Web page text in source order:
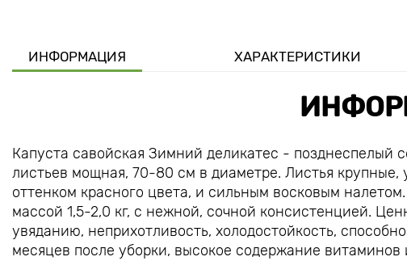
ИНФОРМАЦИЯ ХАРАКТЕРИСТИКИ
Капуста савойская Зимний деликатес - позднеспелый
листьев мощная, 70-80 см в диаметре. Листья
оттенком красного цвета, и сильным восковым
массой 1,5-2,0 кг, с нежной, сочной консистенцией.
увяданию, неприхотливость, холодостойкость,
месяцев после уборки, высокое содержание витаминов